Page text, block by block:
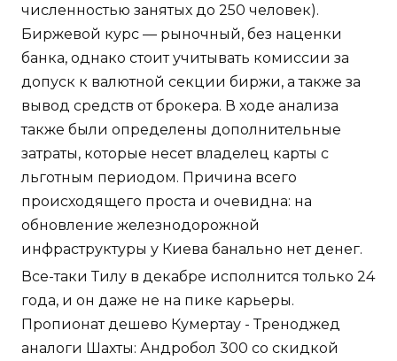
численностью занятых до 250 человек).
Биржевой курс — рыночный, без наценки
банка, однако стоит учитывать комиссии за
допуск к валютной секции биржи, а также за
вывод средств от брокера. В ходе анализа
также были определены дополнительные
затраты, которые несет владелец карты с
льготным периодом. Причина всего
происходящего проста и очевидна: на
обновление железнодорожной
инфраструктуры у Киева банально нет денег.
Все-таки Тилу в декабре исполнится только 24
года, и он даже не на пике карьеры.
Пропионат дешево Кумертау - Треноджед
аналоги Шахты: Андробол 300 со скидкой